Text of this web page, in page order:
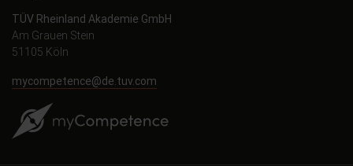
TÜV Rheinland Akademie GmbH
Am Grauen Stein
51105 Köln
mycompetence@de.tuv.com